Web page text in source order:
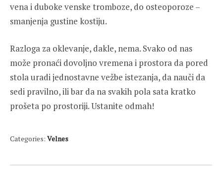
vena i duboke venske tromboze, do osteoporoze –
smanjenja gustine kostiju.
Razloga za oklevanje, dakle, nema. Svako od nas
može pronaći dovoljno vremena i prostora da pored
stola uradi jednostavne vežbe istezanja, da nauči da
sedi pravilno, ili bar da na svakih pola sata kratko
prošeta po prostoriji. Ustanite odmah!
Categories: Velnes